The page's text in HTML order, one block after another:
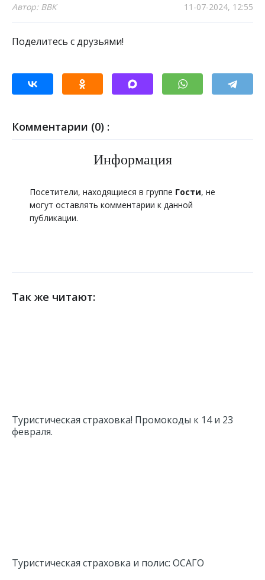
Автор: ВВК 11-07-2024, 12:55
Поделитесь с друзьями!
Комментарии (0) :
Информация
Посетители, находящиеся в группе Гости, не
могут оставлять комментарии к данной
публикации.
Так же читают:
Туристическая страховка! Промокоды к 14 и 23
февраля.
Туристическая страховка и полис: ОСАГО